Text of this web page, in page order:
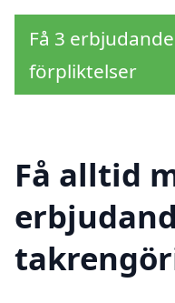
Få 3
förpliktelser
Få alltid